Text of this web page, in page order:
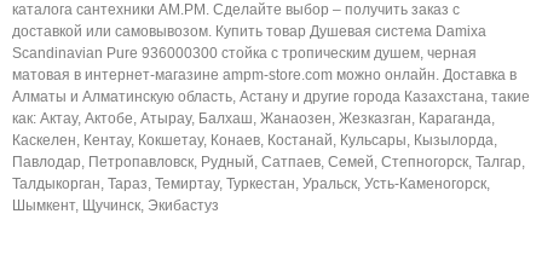
каталога сантехники AM.PM. Сделайте выбор – получить заказ с
доставкой или самовывозом. Купить товар Душевая система Damixa
Scandinavian Pure 936000300 стойка с тропическим душем, черная
матовая в интернет-магазине ampm-store.com можно онлайн. Доставка в
Алматы и Алматинскую область, Астану и другие города Казахстана, такие
как: Актау, Актобе, Атырау, Балхаш, Жанаозен, Жезказган, Караганда,
Каскелен, Кентау, Кокшетау, Конаев, Костанай, Кульсары, Кызылорда,
Павлодар, Петропавловск, Рудный, Сатпаев, Семей, Степногорск, Талгар,
Талдыкорган, Тараз, Темиртау, Туркестан, Уральск, Усть-Каменогорск,
Шымкент, Щучинск, Экибастуз